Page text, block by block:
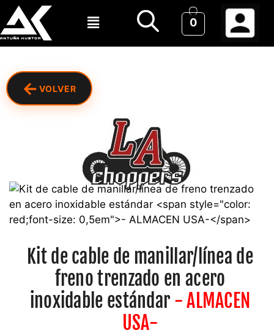
0
← VOLVER
Kit de cable de manillar/línea de
freno trenzado en acero
inoxidable estándar - ALMACEN
USA-